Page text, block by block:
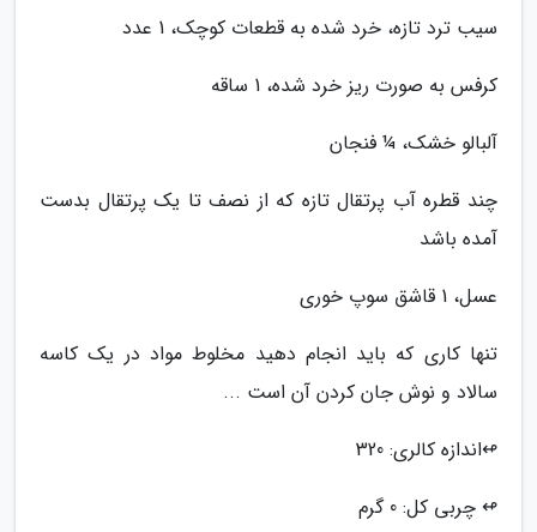
سیب ترد تازه، خرد شده به قطعات کوچک، 1 عدد
کرفس به صورت ریز خرد شده، 1 ساقه
آلبالو خشک، ¼ فنجان
چند قطره آب پرتقال تازه که از نصف تا یک پرتقال بدست
آمده باشد
عسل، 1 قاشق سوپ خوری
تنها کاری که باید انجام دهید مخلوط مواد در یک کاسه
سالاد و نوش جان کردن آن است ...
↫اندازه کالری: 320
↫ چربی کل: 0 گرم